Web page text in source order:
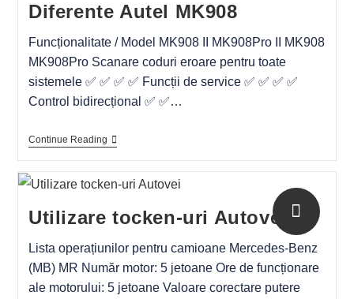
Diferente Autel MK908
Funcționalitate / Model MK908 II MK908Pro II MK908
MK908Pro Scanare coduri eroare pentru toate
sistemele ✅ ✅ ✅ ✅ Funcții de service ✅ ✅ ✅ ✅
Control bidirecțional ✅ ✅…
Continue Reading
Utilizare tocken-uri Autovei
Lista operațiunilor pentru camioane Mercedes-Benz
(MB) MR Număr motor: 5 jetoane Ore de funcționare
ale motorului: 5 jetoane Valoare corectare putere